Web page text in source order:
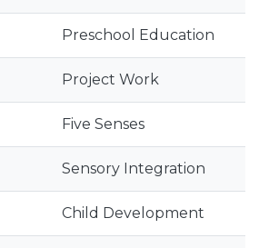
Preschool Education
Project Work
Five Senses
Sensory Integration
Child Development